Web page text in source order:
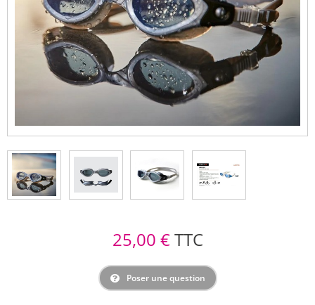
25,00 €TTC
Poser une question